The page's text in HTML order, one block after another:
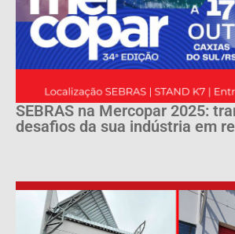
SEBRAS na Mercopar 2025:
desafios da sua indústria em